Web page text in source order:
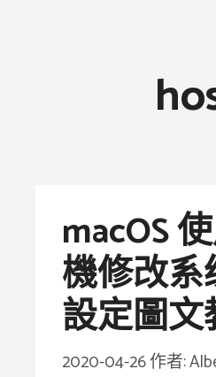
macOS
機修改
設定圖
2020-04-26作者: